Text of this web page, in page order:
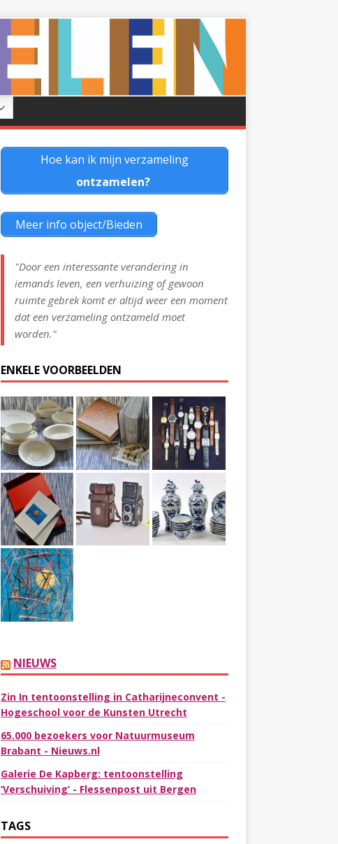
Hoe kan ik mijn verzameling
ontzamelen?
Meer info object/Bieden
"Door een interessante verandering in
iemands leven, een verhuizing of gewoon
ruimte gebrek komt er altijd weer een moment
dat een verzameling ontzameld moet
worden."
ENKELE VOORBEELDEN
NIEUWS
Zin In tentoonstelling in Catharijneconvent -
Hogeschool voor de Kunsten Utrecht
65.000 bezoekers voor Natuurmuseum
Brabant - Nieuws.nl
Galerie De Kapberg: tentoonstelling
‘Verschuiving’ - Flessenpost uit Bergen
TAGS